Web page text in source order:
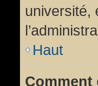
université,
Haut
Comment